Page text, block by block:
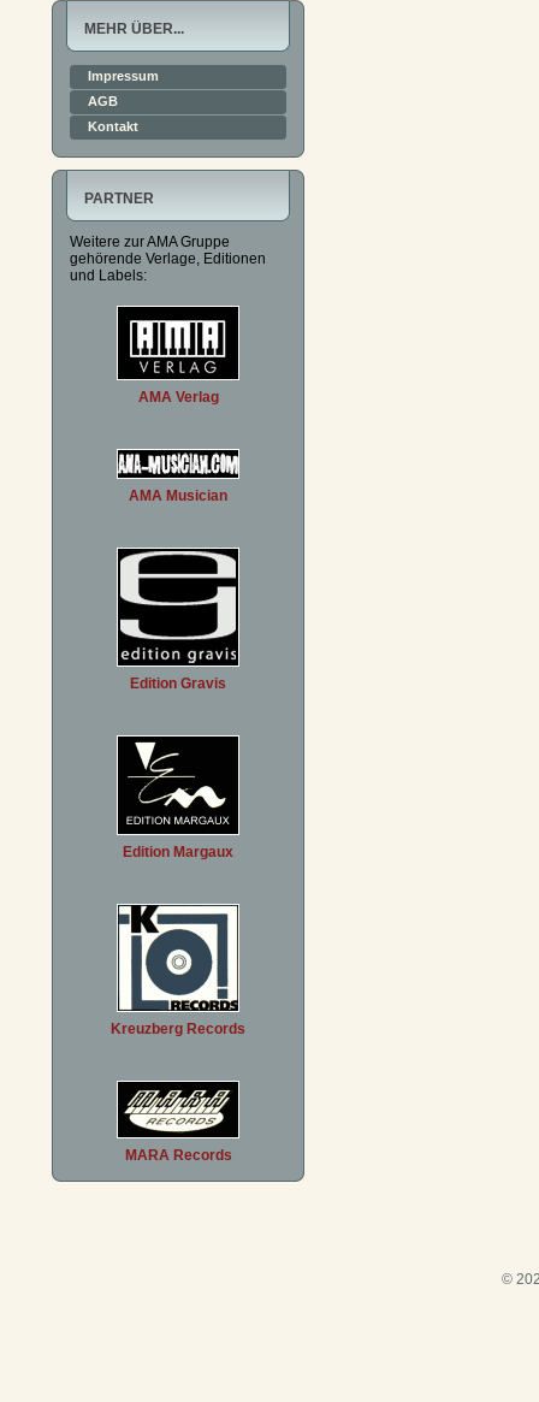
MEHR ÜBER...
Impressum
AGB
Kontakt
PARTNER
Weitere zur AMA Gruppe
gehörende Verlage, Editionen
und Labels:
AMA Verlag
AMA Musician
Edition Gravis
Edition Margaux
Kreuzberg Records
MARA Records
©